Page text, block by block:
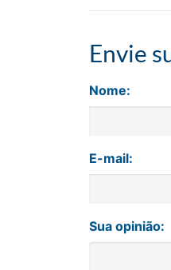
Envie
Nome:
E-mail:
Sua opinião: